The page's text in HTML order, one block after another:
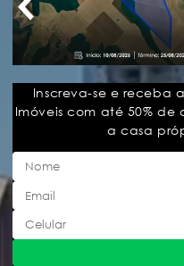
Inscreva-se e receba
Imóveis com até 50%
a casa